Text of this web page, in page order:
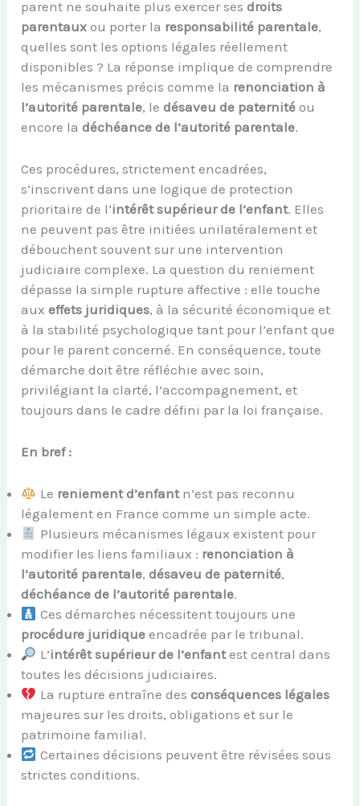
parent ne souhaite plus exercer sesdroits
parentaux ou porter la responsabilité parentale,
quelles sont les options légales réellement
disponibles ? La réponse implique de comprendre
les mécanismes précis comme la renonciation à
l’autorité parentale, ledésaveu de paternité ou
encore ladéchéance de l’autorité parentale.
Ces procédures, strictement encadrées,
s’inscrivent dans une logique de protection
prioritaire de l’intérêt supérieur de l’enfant. Elles
ne peuvent pas être initiées unilatéralement et
débouchent souvent sur une intervention
judiciaire complexe. La question du reniement
dépasse la simple rupture affective : elle touche
auxeffets juridiques, à la sécurité économique et
à la stabilité psychologique tant pour l’enfant que
pour le parent concerné. En conséquence, toute
démarche doit être réfléchie avec soin,
privilégiant la clarté, l’accompagnement, et
toujours dans le cadre défini par la loi française.
En bref :
Le reniement d’enfantn’est pas reconnu
légalement en France comme un simple acte.
Plusieurs mécanismes légaux existent pour
modifier les liens familiaux : renonciation à
l’autorité parentale,désaveu de paternité,
déchéance de l’autorité parentale.
Ces démarches nécessitent toujours une
procédure juridique encadrée par le tribunal.
L’intérêt supérieur de l’enfantest central dans
toutes les décisions judiciaires.
La rupture entraîne des conséquences légales
majeures sur les droits, obligations et sur le
patrimoine familial.
Certaines décisions peuvent être révisées sous
strictes conditions.